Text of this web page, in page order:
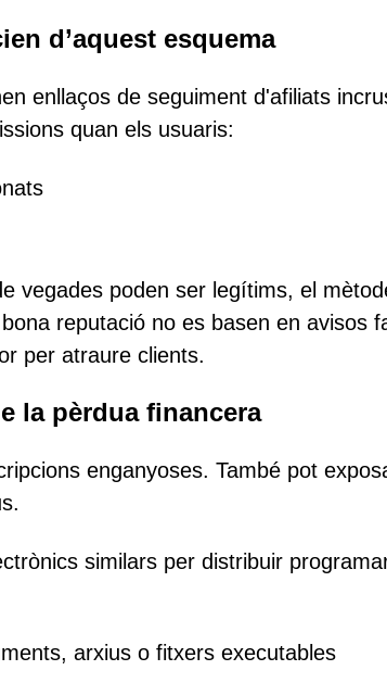
d’aquest esquema
enllaços de seguiment d'afiliats
quan els usuaris:
vegades poden ser legítims, el
reputació no es basen en avisos
per atraure clients.
la pèrdua financera
enganyoses. També pot
similars per distribuir
arxius o fitxers executables